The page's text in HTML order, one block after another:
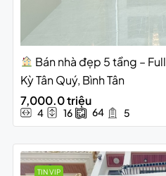
Bán nhà đẹp 5 tầng –
Kỳ Tân Quý, Bình Tân
7,000.0 triệu
4 16 64 5
TIN VIP